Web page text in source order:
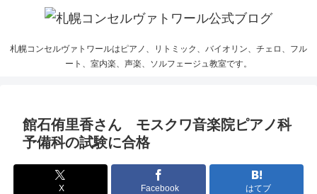
札幌コンセルヴァトワールはピアノ、リトミック、バイオリン、チェロ、フル
ート、室内楽、声楽、ソルフェージュ教室です。
館石侑里香さん モスクワ音楽院ピアノ科
予備科の試験に合格
X Facebook はてブ